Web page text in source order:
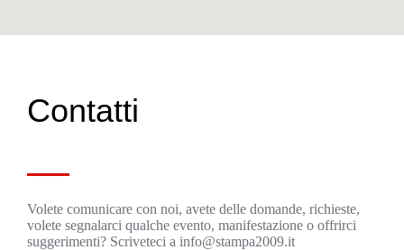
Contatti
Volete comunicare con noi, avete delle domande, richieste,
volete segnalarci qualche evento, manifestazione o offrirci
suggerimenti? Scriveteci a info@stampa2009.it